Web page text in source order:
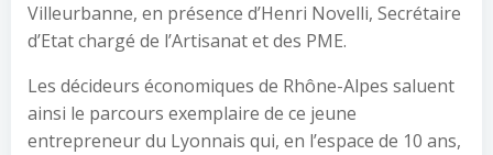
Villeurbanne, en présence d’Henri Novelli, Secrétaire
d’Etat chargé de l’Artisanat et des PME.
Les décideurs économiques de Rhône-Alpes saluent
ainsi le parcours exemplaire de ce jeune
entrepreneur du Lyonnais qui, en l’espace de 10 ans,